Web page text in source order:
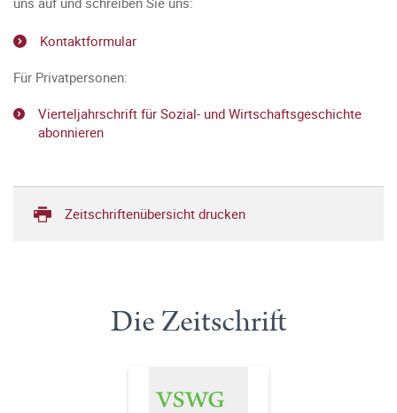
Kontaktformular
Für Privatpersonen:
Vierteljahrschrift für Sozial- und Wirtschaftsgeschichte
abonnieren
Zeitschriftenübersicht drucken
Die Zeitschrift